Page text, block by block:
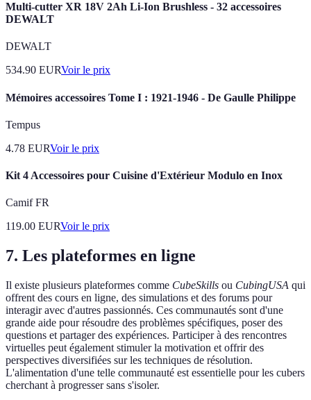
Multi-cutter XR 18V 2Ah Li-Ion Brushless - 32 accessoires
DEWALT
DEWALT
534.90 EURVoir le prix
Mémoires accessoires Tome I : 1921-1946 - De Gaulle Philippe
Tempus
4.78 EURVoir le prix
Kit 4 Accessoires pour Cuisine d'Extérieur Modulo en Inox
Camif FR
119.00 EURVoir le prix
7. Les plateformes en ligne
Il existe plusieurs plateformes comme CubeSkills ou CubingUSA qui
offrent des cours en ligne, des simulations et des forums pour
interagir avec d'autres passionnés. Ces communautés sont d'une
grande aide pour résoudre des problèmes spécifiques, poser des
questions et partager des expériences. Participer à des rencontres
virtuelles peut également stimuler la motivation et offrir des
perspectives diversifiées sur les techniques de résolution.
L'alimentation d'une telle communauté est essentielle pour les cubers
cherchant à progresser sans s'isoler.